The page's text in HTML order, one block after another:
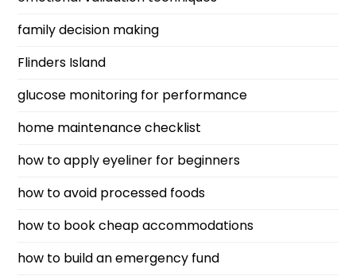
family decision making
Flinders Island
glucose monitoring for performance
home maintenance checklist
how to apply eyeliner for beginners
how to avoid processed foods
how to book cheap accommodations
how to build an emergency fund